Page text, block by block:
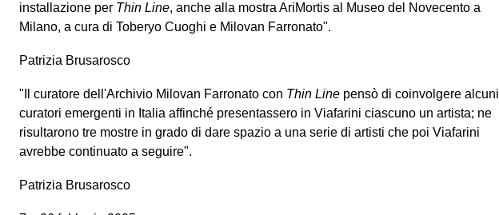
installazione per Thin Line, anche alla mostra AriMortis al Museo del Novecento a
Milano, a cura di Toberyo Cuoghi e Milovan Farronato".
Patrizia Brusarosco
"Il curatore dell'Archivio Milovan Farronato con Thin Line pensò di coinvolgere alcuni
curatori emergenti in Italia affinché presentassero in Viafarini ciascuno un artista; ne
risultarono tre mostre in grado di dare spazio a una serie di artisti che poi Viafarini
avrebbe continuato a seguire".
Patrizia Brusarosco